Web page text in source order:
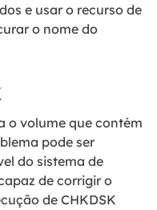
e usar o recurso de
o nome do
o volume que contém
pode ser
do sistema de
de corrigir o
de CHKDSK